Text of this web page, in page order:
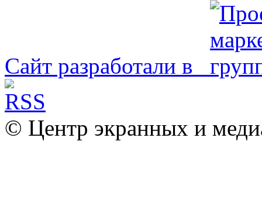
Сайт разработали в
© Центр экранных и